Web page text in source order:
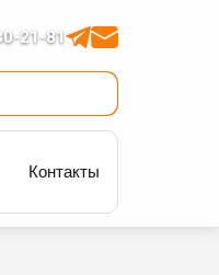
21-81
Контакты